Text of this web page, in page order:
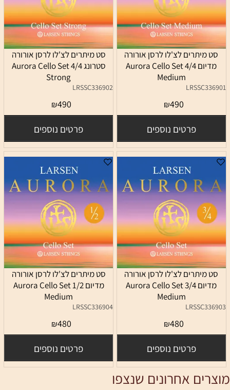
סט מיתרים לצ'לו לרסן אורורה
מדיום 4/4 Aurora Cello Set
Medium
LRSSC336901
₪490
פרטים נוספים
סט מיתרים לצ'לו לרסן אורורה
סטרונג 4/4 Aurora Cello Set
Strong
LRSSC336902
₪490
פרטים נוספים
סט מיתרים לצ'לו לרסן אורורה
מדיום 3/4 Aurora Cello Set
Medium
LRSSC336903
₪480
פרטים נוספים
סט מיתרים לצ'לו לרסן אורורה
מדיום 1/2 Aurora Cello Set
Medium
LRSSC336904
₪480
פרטים נוספים
מוצרים אחרונים שנצפו